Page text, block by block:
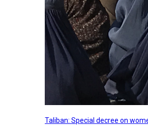
Taliban: Special decree on